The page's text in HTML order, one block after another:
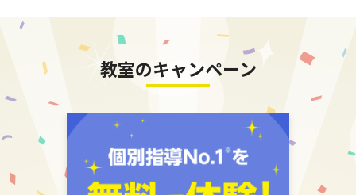
教室のキャンペーン